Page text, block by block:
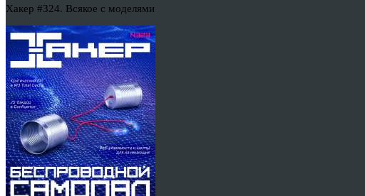
Хакер #324. Всякое с моделями